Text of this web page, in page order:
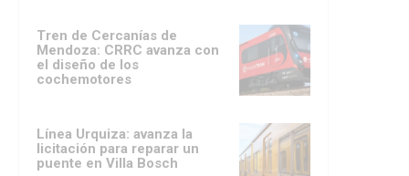
Tren de Cercanías de
Mendoza: CRRC avanza con
el diseño de los
cochemotores
Línea Urquiza: avanza la
licitación para reparar un
puente en Villa Bosch